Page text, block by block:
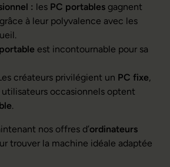
: les PC portables gagnent
à leur polyvalence avec les
portable est incontournable pour sa
créateurs privilégient un PC fixe,
occasionnels optent
.
nos offres d’ordinateurs
trouver la machine idéale adaptée